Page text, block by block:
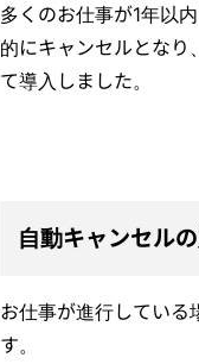
多くのお仕事が1年以
的にキャンセルとなり
て導入しました。
自動キャンセル
お仕事が進行している
す。